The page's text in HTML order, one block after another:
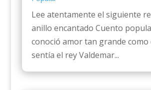
Lee atentamente el siguiente
anillo encantado Cuento
conoció amor tan grande como
sentía el rey Valdemar...